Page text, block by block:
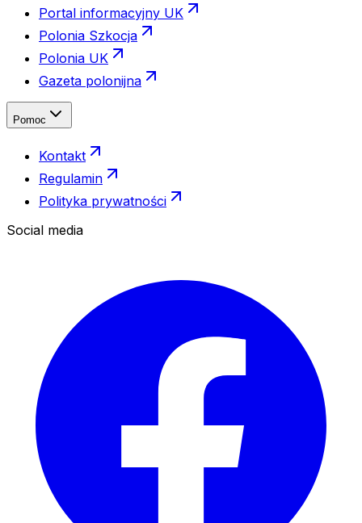
Portal informacyjny UK
Polonia Szkocja
Polonia UK
Gazeta polonijna
Pomoc
Kontakt
Regulamin
Polityka prywatności
Social media